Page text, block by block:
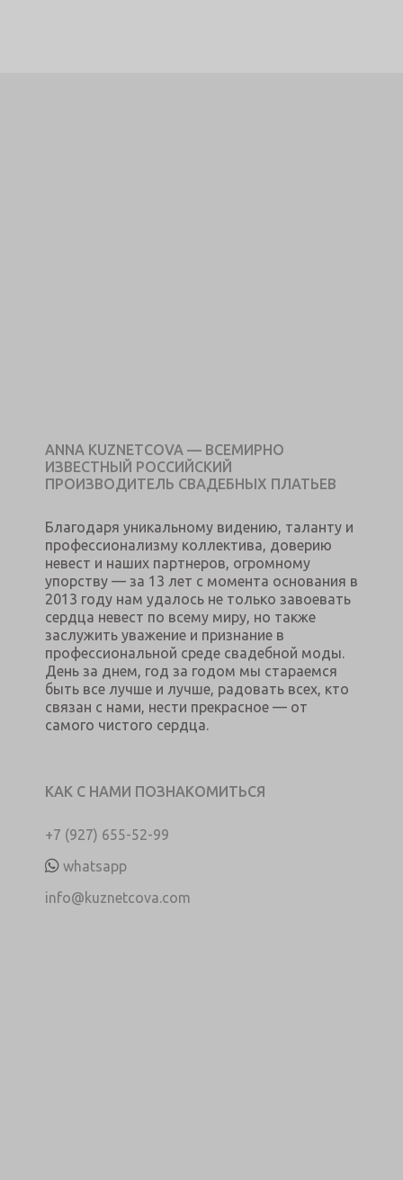
ANNA KUZNETCOVA — ВСЕМИРНО
ИЗВЕСТНЫЙ РОССИЙСКИЙ
ПРОИЗВОДИТЕЛЬ СВАДЕБНЫХ ПЛАТЬЕВ
Благодаря уникальному видению, таланту и
профессионализму коллектива, доверию
невест и наших партнеров, огромному
упорству — за 13 лет с момента основания в
2013 году нам удалось не только завоевать
сердца невест по всему миру, но также
заслужить уважение и признание в
профессиональной среде свадебной моды.
День за днем, год за годом мы стараемся
быть все лучше и лучше, радовать всех, кто
связан с нами, нести прекрасное — от
самого чистого сердца.
КАК С НАМИ ПОЗНАКОМИТЬСЯ
+7 (927) 655-52-99
whatsapp
info@kuznetcova.com